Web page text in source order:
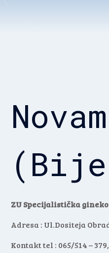
ZU Specijalistička
Adresa : Ul.Dositeja
Kontakt tel : 065/514 – 379,